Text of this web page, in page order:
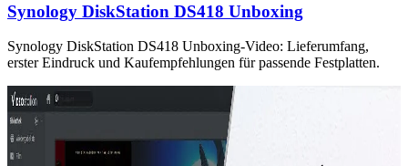
Synology DiskStation DS418 Unboxing
Synology DiskStation DS418 Unboxing-Video: Lieferumfang,
erster Eindruck und Kaufempfehlungen für passende Festplatten.